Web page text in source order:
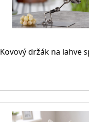
Kovový držák na lahve